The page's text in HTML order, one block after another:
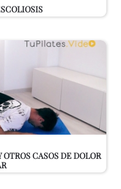
CASOS DE DOLOR